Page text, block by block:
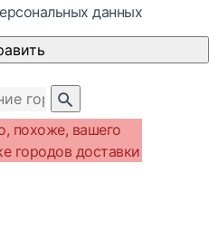
данных
похоже, вашего
городов доставки